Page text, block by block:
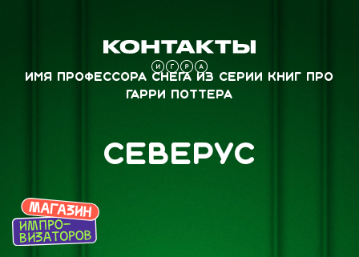
Имя профессора Снега из серии книг про
Гарри Поттера
Северус